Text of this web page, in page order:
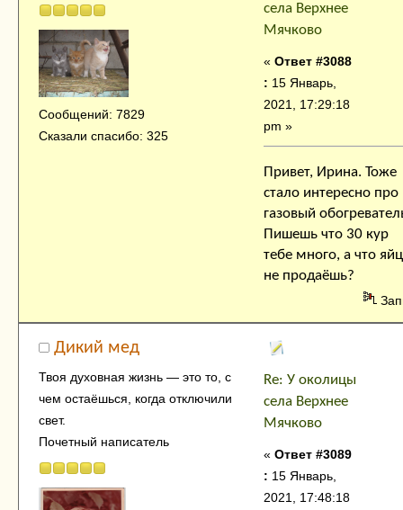
Сообщений: 7829
Сказали спасибо: 325
села Верхнее
Мячково
« Ответ #3088
: 15 Январь,
2021, 17:29:18
pm »
Привет, Ирина. Тоже
стало интересно про
газовый
Пишешь что 30 кур
тебе много, а что
не продаёшь?
Дикий мед
Твоя духовнaя жизнь — это тo, с
чем остaёшься, когда отключили
свет.
Почетный написатель
Re: У околицы
села Верхнее
Мячково
« Ответ #3089
: 15 Январь,
2021, 17:48:18